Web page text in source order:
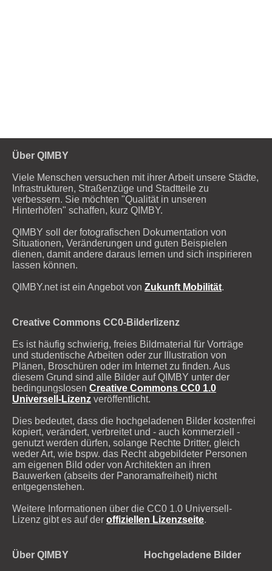
Über QIMBY
Viele Menschen versuchen mit ihrer Arbeit unsere Städte,
Infrastrukturen, Straßenzüge und Stadtteile zu
verbessern. Sie möchten "Qualität in unseren
Hinterhöfen" schaffen, kurz QIMBY.
QIMBY soll der fotografischen Dokumentation von
Situationen, Veränderungen und guten Beispielen
dienen, damit andere daraus lernen und sich inspirieren
lassen können.
QIMBY.net ist ein Angebot von Zukunft Mobilität.
Creative Commons CC0-Bilderlizenz
Es ist häufig schwierig, freies Bildmaterial für Vorträge
und studentische Arbeiten oder zur Illustration von
Plänen, Broschüren oder im Internet zu finden. Aus
diesem Grund sind alle Bilder auf QIMBY unter der
bedingungslosen Creative Commons CC0 1.0
Universell-Lizenz veröffentlicht.
Dies bedeutet, dass die hochgeladenen Bilder kostenfrei
kopiert, verändert, verbreitet und - auch kommerziell -
genutzt werden dürfen, solange Rechte Dritter, gleich
weder Art, wie bspw. das Recht abgebildeter Personen
am eigenen Bild oder von Architekten an ihren
Bauwerken (abseits der Panoramafreiheit) nicht
entgegenstehen.
Weitere Informationen über die CC0 1.0 Universell-
Lizenz gibt es auf der offiziellen Lizenzseite.
Über QIMBY Hochgeladene Bilder